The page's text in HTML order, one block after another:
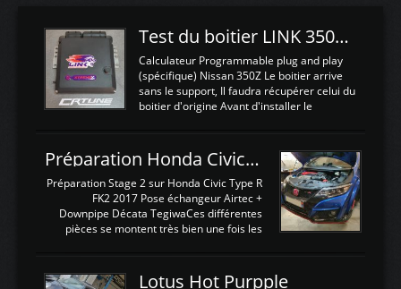
Test du boitier LINK 350Z Plugin ECU
Calculateur Programmable plug and play
(spécifique) Nissan 350Z Le boitier arrive
sans le support, Il faudra récupérer celui du
boitier d'origine Avant d'installer le
d'envoyer l'information de la large bande
dans le boitier. sydney sweeney deepfake
La sortie 0-5V de l'afr sera connectée sur
l'entrée AN Volt 8 et GndAN pour
Analogique, et Volt car l'information est une
tension (Pas une résistance variable d'un
est temps de brancher le ...
Préparation Honda Civic Type R FK2
Préparation Stage 2 sur Honda Civic Type R
FK2 2017 Pose échangeur Airtec +
Downpipe Décata TegiwaCes différentes
pièces se montent très bien une fois les
légere découpe du plastique inferieur,
Lotus Hot Purpple